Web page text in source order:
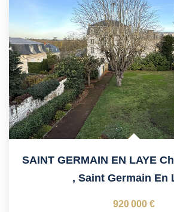
SAINT GERMAIN EN LAYE
, Saint Germain En
920 000 €